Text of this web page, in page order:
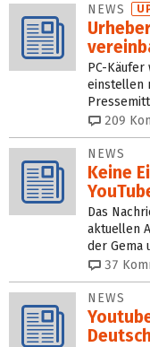
NEWS
PC-
einstellen
209
NEWS
Keine
Das
aktuellen
der Gema
37
NEWS